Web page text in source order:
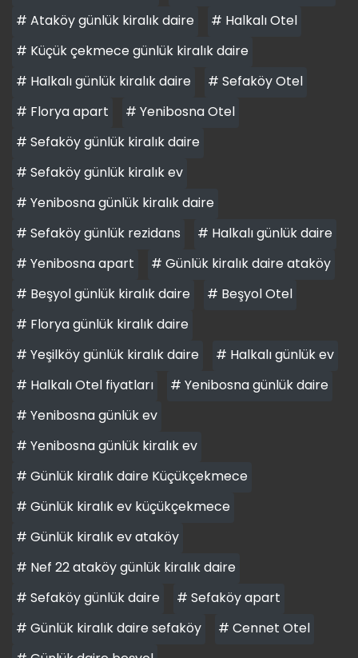
# Ataköy günlük kiralık daire
# Halkalı Otel
# Küçük çekmece günlük kiralık daire
# Halkalı günlük kiralık daire
# Sefaköy Otel
# Florya apart
# Yenibosna Otel
# Sefaköy günlük kiralık daire
# Sefaköy günlük kiralık ev
# Yenibosna günlük kiralık daire
# Sefaköy günlük rezidans
# Halkalı günlük daire
# Yenibosna apart
# Günlük kiralık daire ataköy
# Beşyol günlük kiralık daire
# Beşyol Otel
# Florya günlük kiralık daire
# Yeşilköy günlük kiralık daire
# Halkalı günlük ev
# Halkalı Otel fiyatları
# Yenibosna günlük daire
# Yenibosna günlük ev
# Yenibosna günlük kiralık ev
# Günlük kiralık daire Küçükçekmece
# Günlük kiralık ev küçükçekmece
# Günlük kiralık ev ataköy
# Nef 22 ataköy günlük kiralık daire
# Sefaköy günlük daire
# Sefaköy apart
# Günlük kiralık daire sefaköy
# Cennet Otel